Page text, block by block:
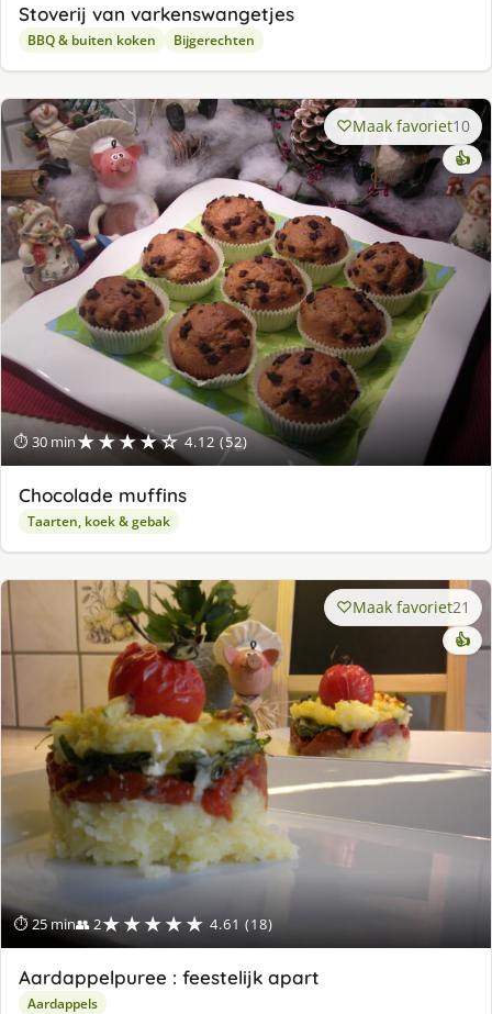
Stoverij van varkenswangetjes
BBQ & buiten koken Bijgerechten
⏱ 30 min★★★★☆ 4.12 (52)
Maak favoriet10
👍
Chocolade muffins
Taarten, koek & gebak
⏱ 25 min👥 2★★★★★ 4.61 (18)
Maak favoriet21
👍
Aardappelpuree : feestelijk apart
Aardappels